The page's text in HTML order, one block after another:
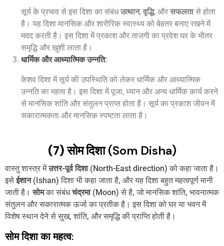
सूर्य के प्रभाव से इस दिशा का संबंधउत्थान, वृद्धि, और सफलतासे होता
है। यह दिशा मानसिक और शारीरिक स्वास्थ्य को बेहतर बनाए रखने में
मदद करती है। इस दिशा में प्रकाश और ताजगी का प्रवेश घर के भीतर
समृद्धि और खुशी लाता है।
धार्मिक और आध्यात्मिक उन्नति:
केशव दिशा में सूर्य की उपस्थिति को लेकर धार्मिक और आध्यात्मिक
उन्नति का महत्व है। इस दिशा में पूजा, ध्यान और अन्य धार्मिक कार्य करने
से मानसिक शांति और संतुलन प्राप्त होता है। सूर्य का प्रकाश जीवन में
सकारात्मकता और मानसिक स्पष्टता लाता है।
(7) सोम दिशा(Som Disha)
वास्तु शास्त्र मेंउत्तर-पूर्व दिशा(North-East direction) को कहा जाता है।
इसेईशान(Ishan) दिशा भी कहा जाता है, और यह दिशा बहुत महत्वपूर्ण मानी
जाती है।सोमका संबंधचंद्रमा(Moon) से है, जो मानसिक शांति, भावनात्मक
संतुलन और सकारात्मक ऊर्जा का प्रतीक है। इस दिशा को घर या भवन में
विशेष स्थान देने से सुख, शांति, और समृद्धि की प्राप्ति होती है।
सोम दिशा का महत्व: